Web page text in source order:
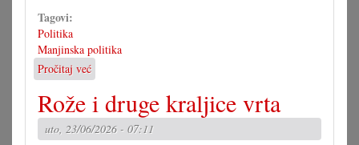
Tagovi:
Politika
Manjinska politika
Pročitaj već
Djelatna
grupa
za
novi
Rože i druge kraljice vrta
uto, 23/06/2026 - 07:11